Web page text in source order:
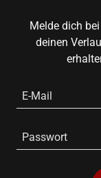
Melde dich
deinen